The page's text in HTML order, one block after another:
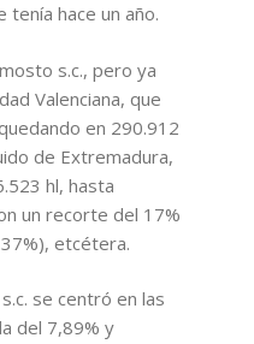
hace un año.
s.c., pero ya
Valenciana, que
en 290.912
de Extremadura,
hl, hasta
un recorte del 17%
etcétera.
se centró en las
del 7,89% y